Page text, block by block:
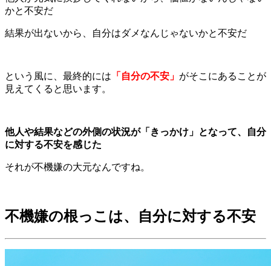
かと不安だ
結果が出ないから、自分はダメなんじゃないかと不安だ
という風に、最終的には 「自分の不安」 がそこにあることが
見えてくると思います。
他人や結果などの外側の状況が「きっかけ」となって、自分
に対する不安を感じた
それが不機嫌の大元なんですね。
不機嫌の根っこは、自分に対する不安